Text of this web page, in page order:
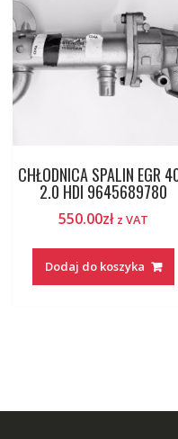
CHŁODNICA SPALIN EGR
2.0 HDI 9645689780
550.00zł z VAT
Dodaj do koszyka